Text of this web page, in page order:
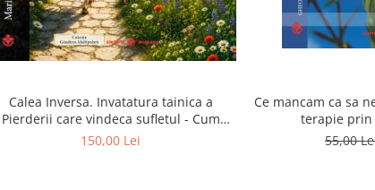
Calea Inversa. Invatatura tainica a
Pierderii care vindeca sufletul - Cum
Pierderea, durerea si renuntarea devin
150,00 Lei
Ce mancam ca sa
terapie
cardiovasculare
55,00